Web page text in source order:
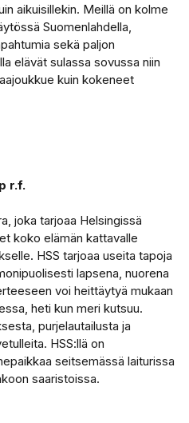
aikuisillekin. Meillä on kolme
Suomenlahdella,
sekä paljon
elävät sulassa sovussa niin
kuin kokeneet
r.f.
joka tarjoaa Helsingissä
koko elämän kattavalle
HSS tarjoaa useita tapoja
lapsena, nuorena
voi heittäytyä mukaan
heti kun meri kutsuu.
purjelautailusta ja
HSS:llä on
seitsemässä laiturissa
saaristoissa.